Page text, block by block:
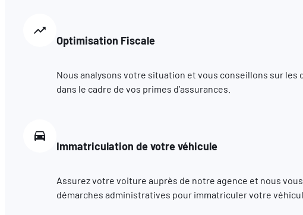
Optimisation Fiscale
Nous analysons votre situation et vous conseillons sur les
dans le cadre de vos primes d’assurances.
Immatriculation de votre véhicule
Assurez votre voiture auprès de notre agence et nous
démarches administratives pour immatriculer votre